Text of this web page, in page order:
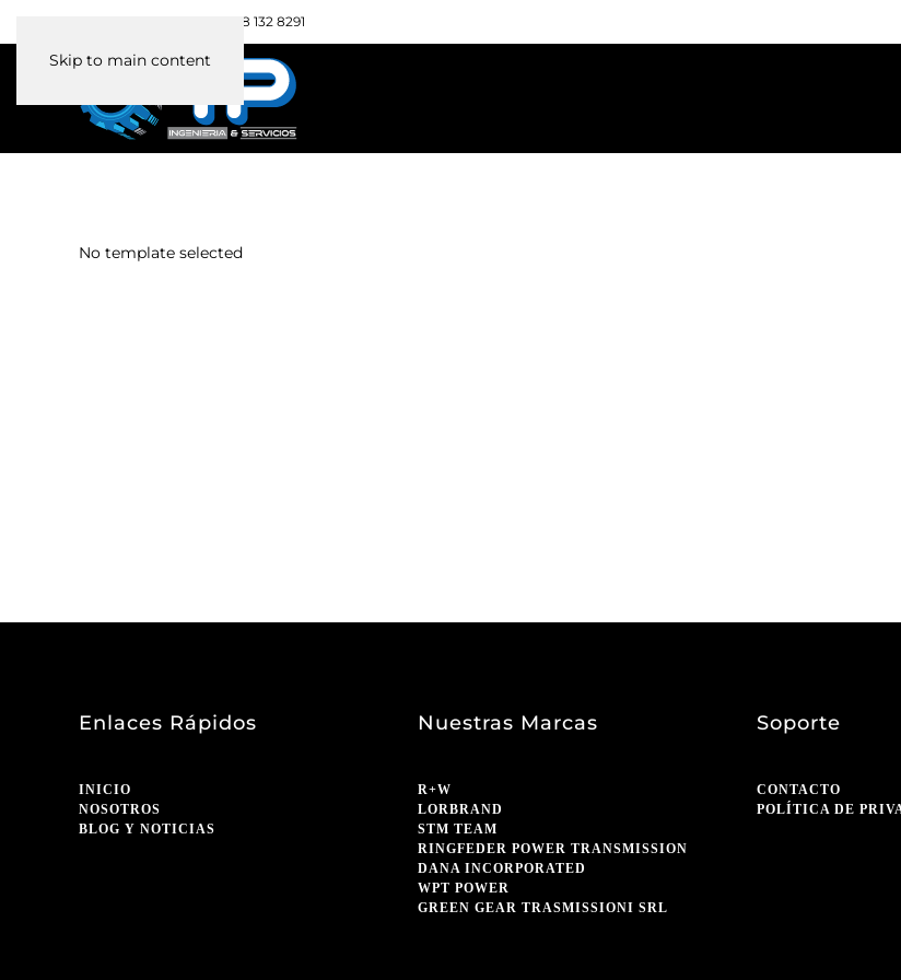
Skip to main content
+593 98 132 8291
No template selected
Enlaces Rápidos
INICIO
NOSOTROS
BLOG Y NOTICIAS
Nuestras Marcas
R+W
LORBRAND
STM TEAM
RINGFEDER POWER TRANSMISSION
DANA INCORPORATED
WPT POWER
GREEN GEAR TRASMISSIONI SRL
Soporte
CONTACTO
POLÍTICA DE